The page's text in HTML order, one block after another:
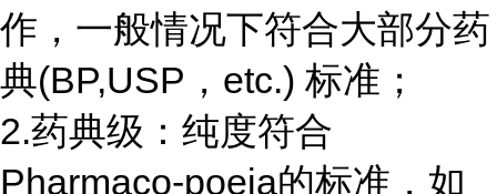
作，一般情况下符合大部分药
典(BP,USP，etc.) 标准；
2.药典级：纯度符合
Pharmaco-poeia的标准，如